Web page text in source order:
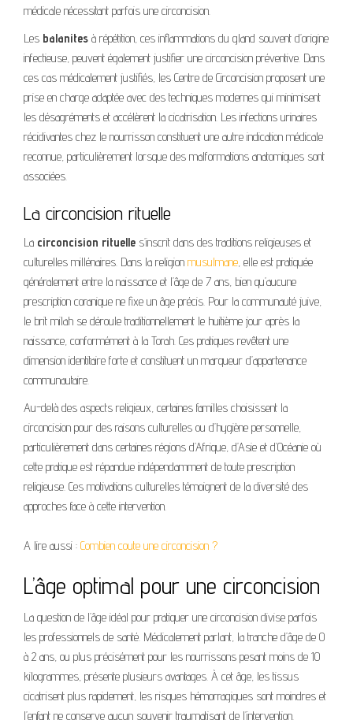
médicale nécessitant parfois une circoncision.
Les balanites à répétition, ces inflammations du gland souvent d’origine
infectieuse, peuvent également justifier une circoncision préventive. Dans
ces cas médicalement justifiés, les Centre de Circoncision proposent une
prise en charge adaptée avec des techniques modernes qui minimisent
les désagréments et accélèrent la cicatrisation. Les infections urinaires
récidivantes chez le nourrisson constituent une autre indication médicale
reconnue, particulièrement lorsque des malformations anatomiques sont
associées.
La circoncision rituelle
La circoncision rituelle s’inscrit dans des traditions religieuses et
culturelles millénaires. Dans la religion musulmane, elle est pratiquée
généralement entre la naissance et l’âge de 7 ans, bien qu’aucune
prescription coranique ne fixe un âge précis. Pour la communauté juive,
le brit milah se déroule traditionnellement le huitième jour après la
naissance, conformément à la Torah. Ces pratiques revêtent une
dimension identitaire forte et constituent un marqueur d’appartenance
communautaire.
Au-delà des aspects religieux, certaines familles choisissent la
circoncision pour des raisons culturelles ou d’hygiène personnelle,
particulièrement dans certaines régions d’Afrique, d’Asie et d’Océanie où
cette pratique est répandue indépendamment de toute prescription
religieuse. Ces motivations culturelles témoignent de la diversité des
approches face à cette intervention.
A lire aussi : Combien coute une circoncision ?
L’âge optimal pour une circoncision
La question de l’âge idéal pour pratiquer une circoncision divise parfois
les professionnels de santé. Médicalement parlant, la tranche d’âge de 0
à 2 ans, ou plus précisément pour les nourrissons pesant moins de 10
kilogrammes, présente plusieurs avantages. À cet âge, les tissus
cicatrisent plus rapidement, les risques hémorragiques sont moindres et
l’enfant ne conserve aucun souvenir traumatisant de l’intervention.